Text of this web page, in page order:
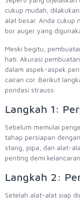
cukup mudah,
alat besar. Anda cukup
bor auger yang
Meski begitu,
hati. Akurasi
dalam aspek-aspek
cairan cor. Berikut
pondasi strauss:
Langkah 1:
Sebelum memulai
tahap persiapan
stang, pipa, dan alat-
penting demi
Langkah 2:
Setelah alat-alat siap